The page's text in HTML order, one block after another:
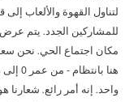
القهوة والألعاب إلى قرع
الجدد. يتم عرض
اجتماع الحي. نحن سعداء جداً
هنا
إنه أمر رائع. شعارنا هو: